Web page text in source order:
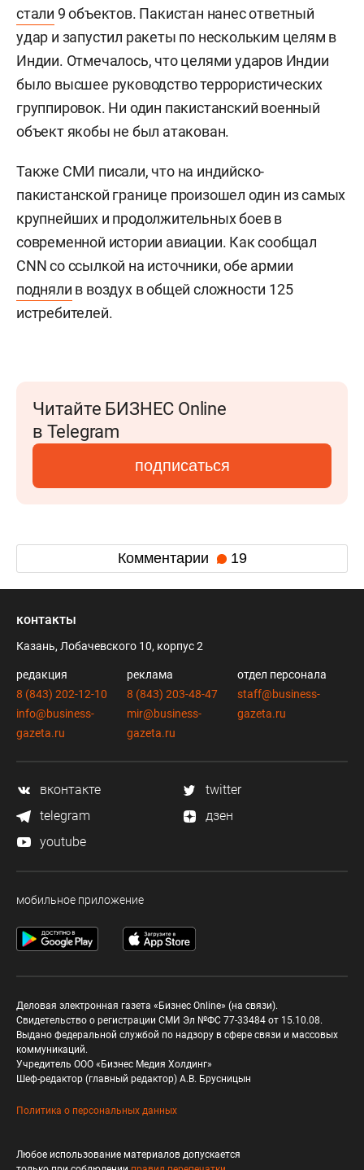
стали 9 объектов. Пакистан нанес ответный
удар и запустил ракеты по нескольким целям в
Индии. Отмечалось, что целями ударов Индии
было высшее руководство террористических
группировок. Ни один пакистанский военный
объект якобы не был атакован.
Также СМИ писали, что на индийско-
пакистанской границе произошел один из самых
крупнейших и продолжительных боев в
современной истории авиации. Как сообщал
CNN со ссылкой на источники, обе армии
подняли в воздух в общей сложности 125
истребителей.
Читайте БИЗНЕС Online
в Telegram
подписаться
Комментарии 19
контакты
Казань, Лобачевского 10, корпус 2
редакция
8 (843) 202-12-10
info@business-
gazeta.ru
реклама
8 (843) 203-48-47
mir@business-
gazeta.ru
отдел персонала
staff@business-
gazeta.ru
вконтакте
twitter
telegram
дзен
youtube
мобильное приложение
Деловая электронная газета «Бизнес Online» (на связи).
Свидетельство о регистрации СМИ Эл №ФС 77-33484 от 15.10.08.
Выдано федеральной службой по надзору в сфере связи и массовых
коммуникаций.
Учредитель ООО «Бизнес Медия Холдинг»
Шеф-редактор (главный редактор) А.В. Брусницын
Политика о персональных данных
Любое использование материалов допускается